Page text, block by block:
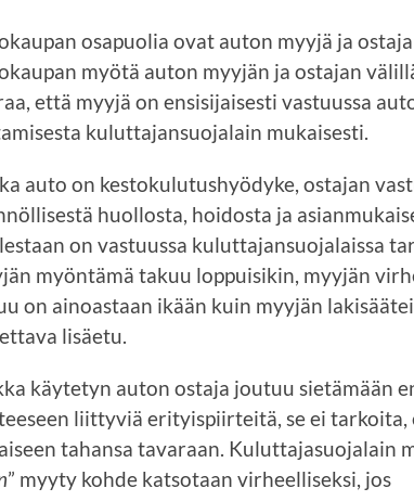
osapuolia ovat auton myyjä ja
myötä auton myyjän ja ostajan
että myyjä on ensisijaisesti vastuussa
kuluttajansuojalain mukaisesti.
auto on kestokulutushyödyke, ostajan
huollosta, hoidosta ja
on vastuussa kuluttajansuojalaissa
myöntämä takuu loppuisikin, myyjän
on ainoastaan ikään kuin myyjän
lisäetu.
käytetyn auton ostaja joutuu sietämään
liittyviä erityispiirteitä, se ei
tahansa tavaraan. Kuluttajasuojalain
” myyty kohde katsotaan virheelliseksi, jos